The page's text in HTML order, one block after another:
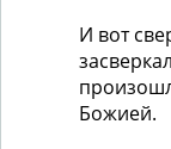
И вот
Божией.